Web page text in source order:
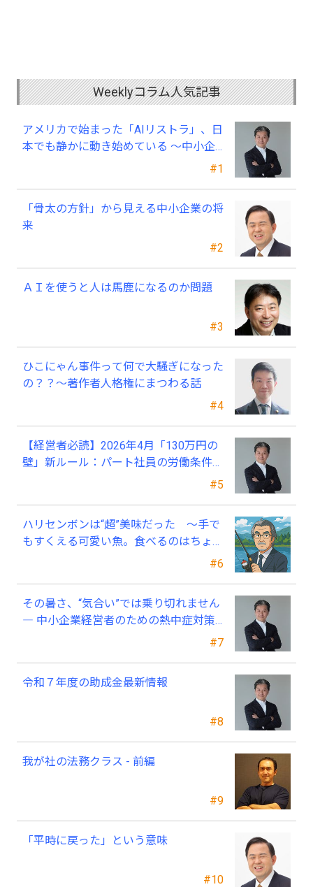
Weeklyコラム人気記事
#1
アメリカで始まった「AIリストラ」、日
本でも静かに動き始めている ～中小企
業経営者が今、見直すべき採用・業務・
#2
「骨太の方針」から見える中小企業の将
来
#3
ＡＩを使うと人は馬鹿になるのか問題
#4
ひこにゃん事件って何で大騒ぎになった
の？？～著作者人格権にまつわる話
#5
【経営者必読】2026年4月「130万円の
壁」新ルール：パート社員の労働条件通
#6
ハリセンボンは“超”美味だった ～手で
もすくえる可愛い魚。食べるのはちょっ
#7
その暑さ、“気合い”では乗り切れません
― 中小企業経営者のための熱中症対策
#8
令和７年度の助成金最新情報
#9
我が社の法務クラス - 前編
#10
「平時に戻った」という意味